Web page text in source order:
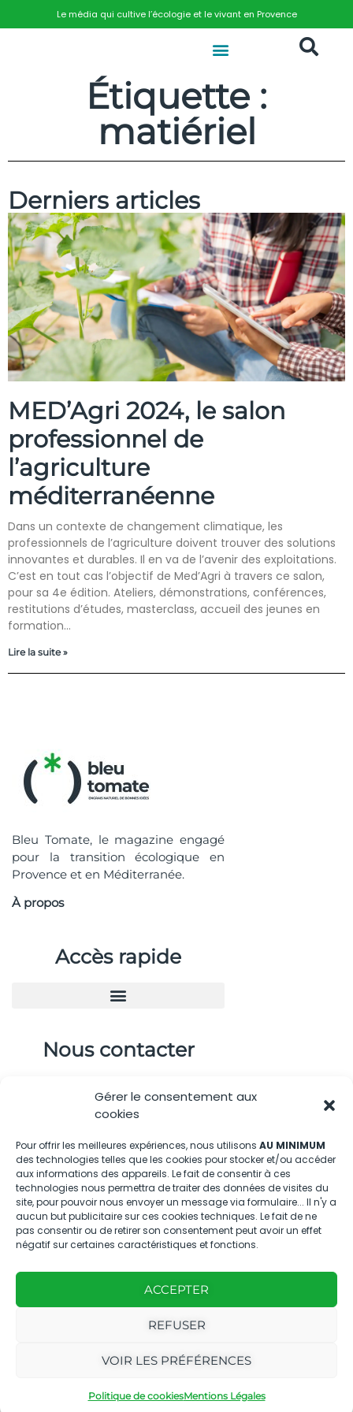
Gérer le consentement aux
cookies
Pour offrir les meilleures expériences, nous utilisons AU MINIMUM
des technologies telles que les cookies pour stocker et/ou accéder
aux informations des appareils. Le fait de consentir à ces
technologies nous permettra de traiter des données de visites du
site, pour pouvoir nous envoyer un message via formulaire... Il n'y a
aucun but publicitaire sur ces cookies techniques. Le fait de ne
pas consentir ou de retirer son consentement peut avoir un effet
négatif sur certaines caractéristiques et fonctions.
ACCEPTER
REFUSER
VOIR LES PRÉFÉRENCES
Politique de cookiesMentions Légales
Le média qui cultive l’écologie et le vivant en Provence
Étiquette :
matiériel
Derniers articles
MED’Agri 2024, le salon
professionnel de
l’agriculture
méditerranéenne
Dans un contexte de changement climatique, les
professionnels de l’agriculture doivent trouver des solutions
innovantes et durables. Il en va de l’avenir des exploitations.
C’est en tout cas l’objectif de Med’Agri à travers ce salon,
pour sa 4e édition. Ateliers, démonstrations, conférences,
restitutions d’études, masterclass, accueil des jeunes en
formation…
Lire la suite »
Bleu Tomate, le magazine engagé
pour la transition écologique en
Provence et en Méditerranée.
À propos
Accès rapide
Nous contacter
contactBT@bleu-tomate.fr
Kit média
Kit média Bleu Tomate
Nous suivre
Ce magazine est
|
légales
de